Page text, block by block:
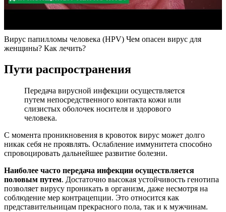
Вирус папилломы человека (HPV) Чем опасен вирус для
женщины? Как лечить?
Пути распространения
Передача вирусной инфекции осуществляется
путем непосредственного контакта кожи или
слизистых оболочек носителя и здорового
человека.
С момента проникновения в кровоток вирус может долго
никак себя не проявлять. Ослабление иммунитета способно
спровоцировать дальнейшее развитие болезни.
Наиболее часто передача инфекции осуществляется
половым путем. Достаточно высокая устойчивость генотипа
позволяет вирусу проникать в организм, даже несмотря на
соблюдение мер контрацепции. Это относится как
представительницам прекрасного пола, так и к мужчинам.